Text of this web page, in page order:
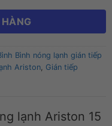
Bình nóng lạnh gián tiếp
Ariston
Gián tiếp
lạnh Ariston 15